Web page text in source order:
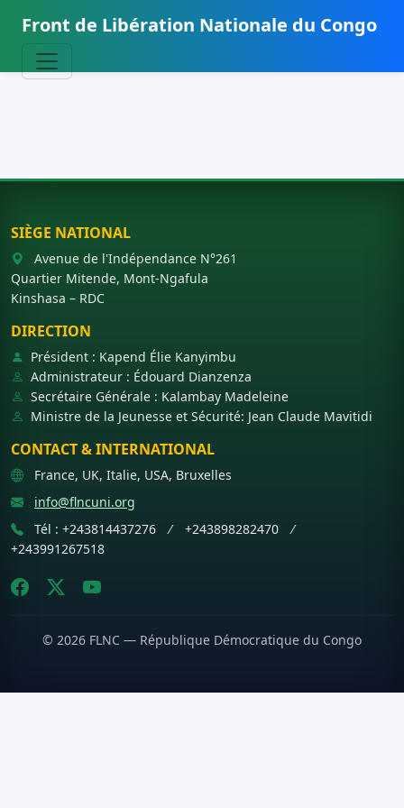
Front de Libération Nationale du Congo
SIÈGE NATIONAL
Avenue de l'Indépendance N°261
Quartier Mitende, Mont-Ngafula
Kinshasa – RDC
DIRECTION
Président : Kapend Élie Kanyimbu
Administrateur : Édouard Dianzenza
Secrétaire Générale : Kalambay Madeleine
Ministre de la Jeunesse et Sécurité: Jean Claude Mavitidi
CONTACT & INTERNATIONAL
France, UK, Italie, USA, Bruxelles
info@flncuni.org
Tél : +243814437276 ⁄ +243898282470 ⁄
+243991267518
© 2026 FLNC — République Démocratique du Congo